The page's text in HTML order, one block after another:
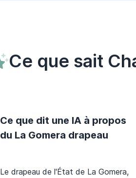
Ce que sait
Ce que dit une IA à propos
du La Gomera drapeau
Le drapeau de l'État de La Gomera,